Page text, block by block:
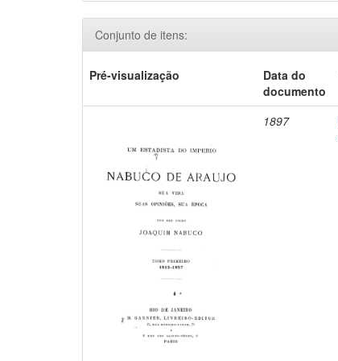
Conjunto de itens:
Pré-visualização
Data do
documento
1897